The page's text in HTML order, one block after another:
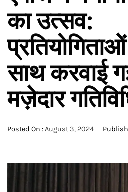
का उत्सव:
साथ करवाई
मज़ेदार
Posted On :August 3, 2024